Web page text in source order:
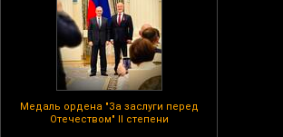
Медаль ордена "За заслуги перед
Отечеством" II степени